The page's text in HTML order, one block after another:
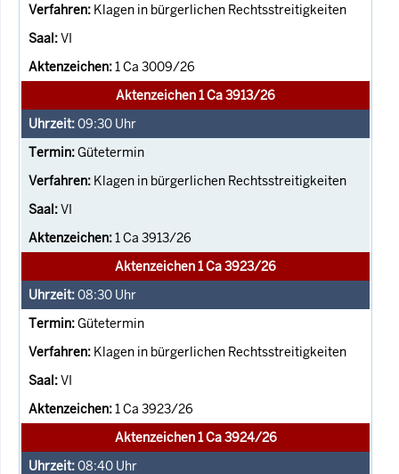
Klagen in bürgerlichen Rechtsstreitigkeiten
VI
1 Ca 3009/26
Aktenzeichen 1 Ca 3913/26
09:30 Uhr
Gütetermin
Klagen in bürgerlichen Rechtsstreitigkeiten
VI
1 Ca 3913/26
Aktenzeichen 1 Ca 3923/26
08:30 Uhr
Gütetermin
Klagen in bürgerlichen Rechtsstreitigkeiten
VI
1 Ca 3923/26
Aktenzeichen 1 Ca 3924/26
08:40 Uhr